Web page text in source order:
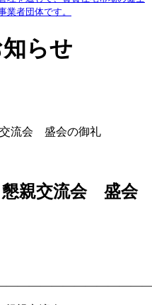
業者団体です。
らせ
交流会 盛会の御礼
懇親交流会 盛会